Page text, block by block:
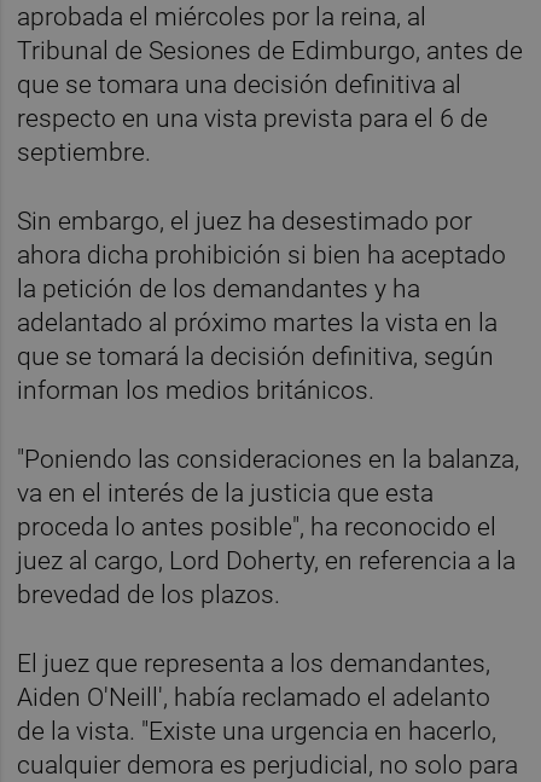
aprobada el miércoles por la reina, al
Tribunal de Sesiones de Edimburgo, antes de
que se tomara una decisión definitiva al
respecto en una vista prevista para el 6 de
septiembre.
Sin embargo, el juez ha desestimado por
ahora dicha prohibición si bien ha aceptado
la petición de los demandantes y ha
adelantado al próximo martes la vista en la
que se tomará la decisión definitiva, según
informan los medios británicos.
"Poniendo las consideraciones en la balanza,
va en el interés de la justicia que esta
proceda lo antes posible", ha reconocido el
juez al cargo, Lord Doherty, en referencia a la
brevedad de los plazos.
El juez que representa a los demandantes,
Aiden O'Neill', había reclamado el adelanto
de la vista. "Existe una urgencia en hacerlo,
cualquier demora es perjudicial, no solo para